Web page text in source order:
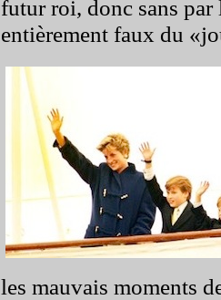
futur roi, donc sans
entièrement faux du
les mauvais moments